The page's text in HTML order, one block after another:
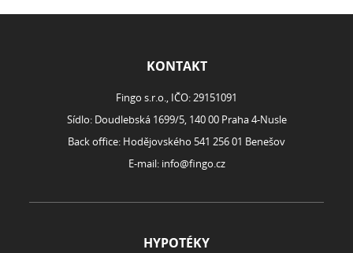
KONTAKT
Fingo s.r.o., IČO: 29151091
Sídlo: Doudlebská 1699/5, 140 00 Praha 4-Nusle
Back office: Hodějovského 541 256 01 Benešov
E-mail: info@fingo.cz
HYPOTÉKY